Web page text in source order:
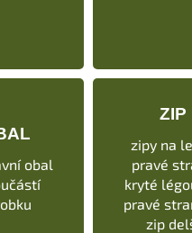
obal
ZIP
zipy na
pravé
kryté
pravé
zip